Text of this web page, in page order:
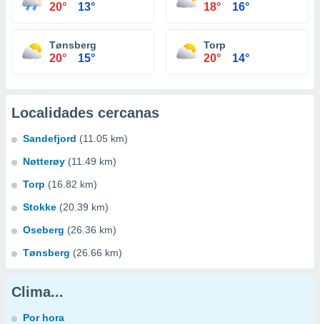
20° 13° 18° 16°
Tønsberg
20° 15°
Torp
20° 14°
Localidades cercanas
Sandefjord (11.05 km)
Nøtterøy (11.49 km)
Torp (16.82 km)
Stokke (20.39 km)
Oseberg (26.36 km)
Tønsberg (26.66 km)
Clima...
Por hora